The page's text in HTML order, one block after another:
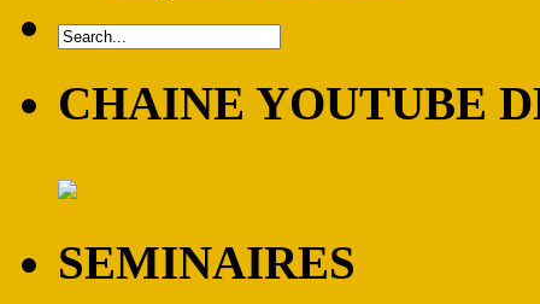
CHAINE YOUTUBE
SEMINAIRES